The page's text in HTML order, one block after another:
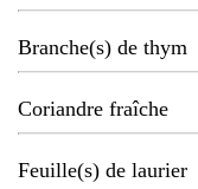
Branche(s) de thym
Coriandre fraîche
Feuille(s) de laurier